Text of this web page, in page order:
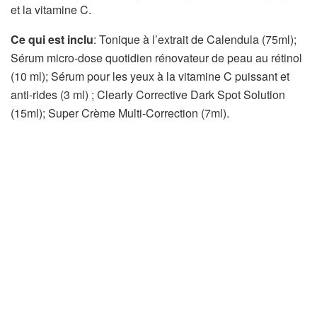
et la vitamine C.
Ce qui est inclu: Tonique à l’extrait de Calendula (75ml);
Sérum micro-dose quotidien rénovateur de peau au rétinol
(10 ml); Sérum pour les yeux à la vitamine C puissant et
anti-rides (3 ml) ; Clearly Corrective Dark Spot Solution
(15ml); Super Crème Multi-Correction (7ml).